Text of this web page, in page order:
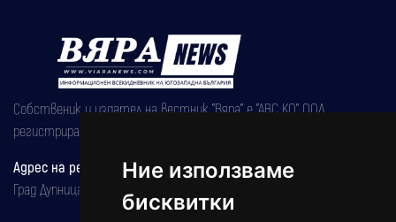
Ние използваме
бисквитки
Собственик и издател на вестник "Вяра" е "АВС КО" ООД,
регистрирана на 08.05.2002 година.
Адрес на редакцията
Град Дупница, ул.''Христо Ботев" 43